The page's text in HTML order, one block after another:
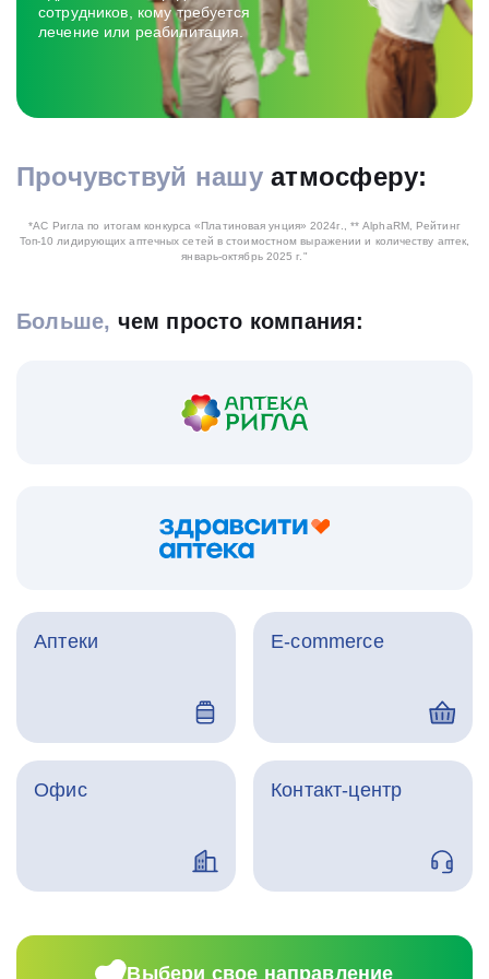
сотрудников, кому требуется
лечение или реабилитация.
Прочувствуй нашуатмосферу:
Cмотреть видео
*АС Ригла по итогам конкурса «Платиновая унция» 2024г., ** AlphaRM, Рейтинг
Топ-10 лидирующих аптечных сетей в стоимостном выражении и количеству аптек,
январь-октябрь 2025 г."
Больше, чем просто компания:
Аптеки E-commerce
Офис Контакт-центр
Выбери свое направление